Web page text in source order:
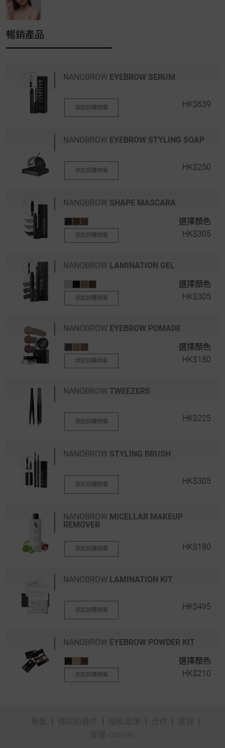
暢銷產品
NANOBROW EYEBROW SERUM
添加到購物車 HK$639
NANOBROW EYEBROW STYLING SOAP
添加到購物車 HK$250
NANOBROW SHAPE MASCARA
選擇顏色
添加到購物車 HK$305
NANOBROW LAMINATION GEL
選擇顏色
添加到購物車 HK$305
NANOBROW EYEBROW POMADE
選擇顏色
添加到購物車 HK$180
NANOBROW TWEEZERS
添加到購物車 HK$225
NANOBROW STYLING BRUSH
添加到購物車 HK$305
NANOBROW MICELLAR MAKEUP
REMOVER
添加到購物車 HK$180
NANOBROW LAMINATION KIT
添加到購物車 HK$495
NANOBROW EYEBROW POWDER KIT
選擇顏色
添加到購物車 HK$210